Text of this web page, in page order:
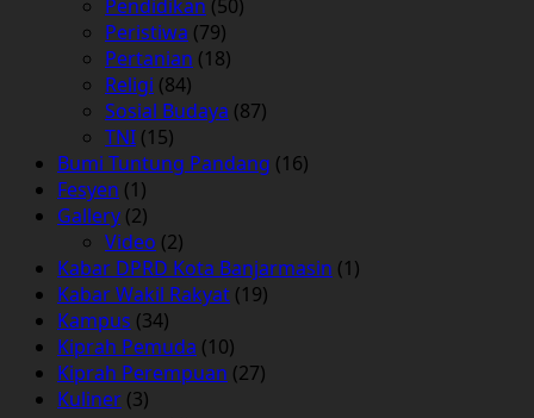
Pendidikan (50)
Peristiwa (79)
Pertanian (18)
Religi (84)
Sosial Budaya (87)
TNI (15)
Bumi Tuntung Pandang (16)
Fesyen (1)
Gallery (2)
Video (2)
Kabar DPRD Kota Banjarmasin (1)
Kabar Wakil Rakyat (19)
Kampus (34)
Kiprah Pemuda (10)
Kiprah Perempuan (27)
Kuliner (3)